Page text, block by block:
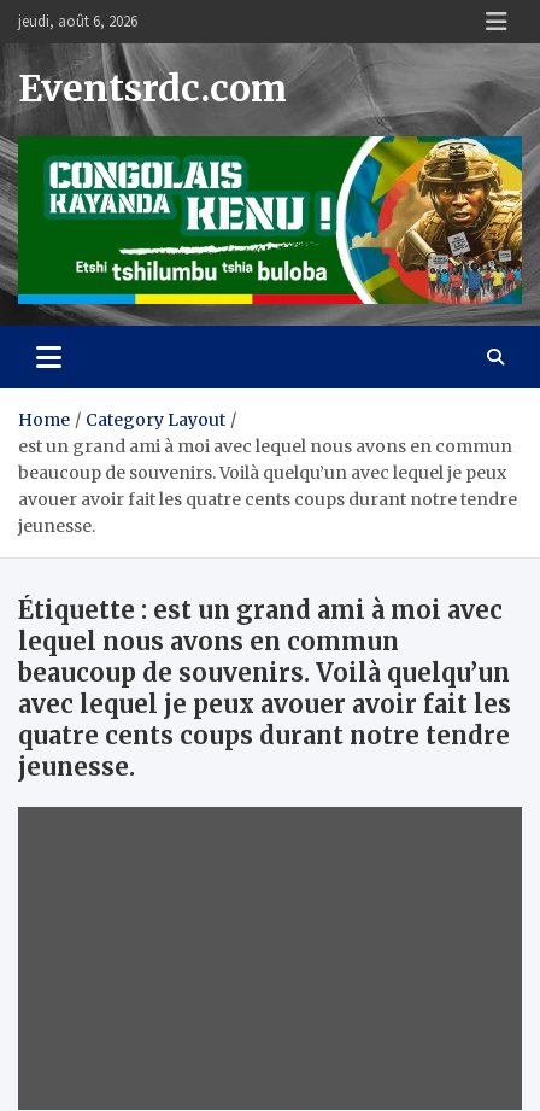
Skip
content
jeudi, août 6, 2026
Eventsrdc.com
Home
Category Layout
est un grand ami à moi avec lequel nous avons en commun
beaucoup de souvenirs. Voilà quelqu’un avec lequel je peux
avouer avoir fait les quatre cents coups durant notre tendre
jeunesse.
Étiquette : est un grand ami à moi avec
lequel nous avons en commun
beaucoup de souvenirs. Voilà quelqu’un
avec lequel je peux avouer avoir fait les
quatre cents coups durant notre tendre
jeunesse.